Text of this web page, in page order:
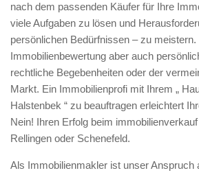
nach dem passenden Käufer für Ihre
viele Aufgaben zu lösen und
persönlichen Bedürfnissen – zu
Immobilienbewertung aber auch
rechtliche Begebenheiten oder der
Markt. Ein Immobilienprofi mit Ihrem „
Halstenbek “ zu beauftragen erleichtert
Nein! Ihren Erfolg beim
Rellingen oder Schenefeld.
Als Immobilienmakler ist unser Anspruch